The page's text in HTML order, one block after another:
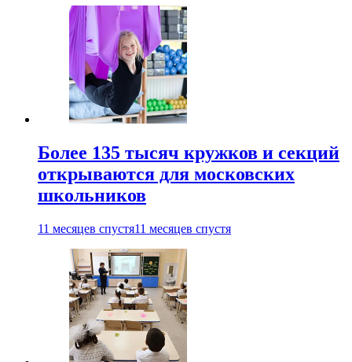
Более 135 тысяч кружков и секций
открываются для московских
школьников
11 месяцев спустя11 месяцев спустя